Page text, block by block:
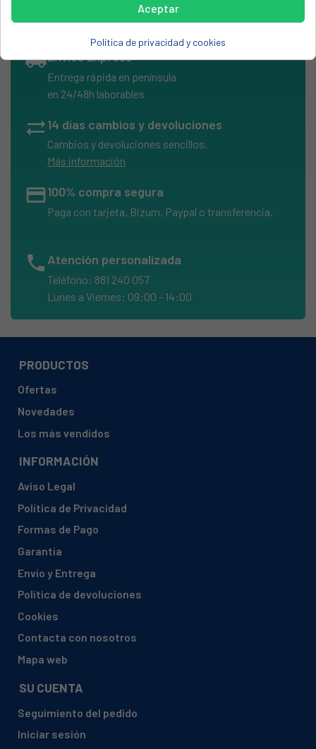
local_shippingEnvíos Express
Entrega rápida en península
en 24/48h laborables
sync_alt14 días cambios y devoluciones
Cambios y devoluciones sencillos.
Más información
credit_card100% compra segura
Paga con tarjeta, Bizum, Paypal o transferencia.
phone Atención personalizada
Teléfono: 881 240 057
Lunes a Viernes: 09:00 - 14:00
PRODUCTOS
Ofertas
Novedades
Los más vendidos
INFORMACIÓN
Aviso Legal
Política de Privacidad
Formas de Pago
Garantía
Envío y Entrega
Política de devoluciones
Cookies
Contacta con nosotros
Mapa web
SU CUENTA
Seguimiento del pedido
Iniciar sesión
Aceptar
Política de privacidad y cookies